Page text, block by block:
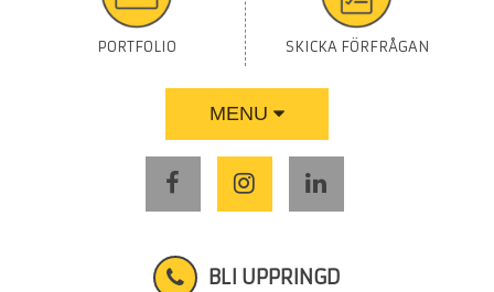
PORTFOLIO SKICKA FÖRFRÅGAN
MENU
BLI UPPRINGD